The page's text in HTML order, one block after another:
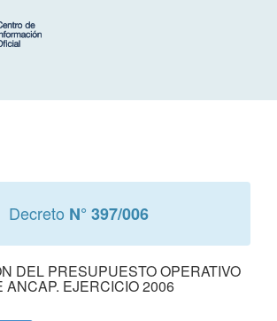
Decreto N° 397/006
DEL PRESUPUESTO OPERATIVO
ANCAP. EJERCICIO 2006